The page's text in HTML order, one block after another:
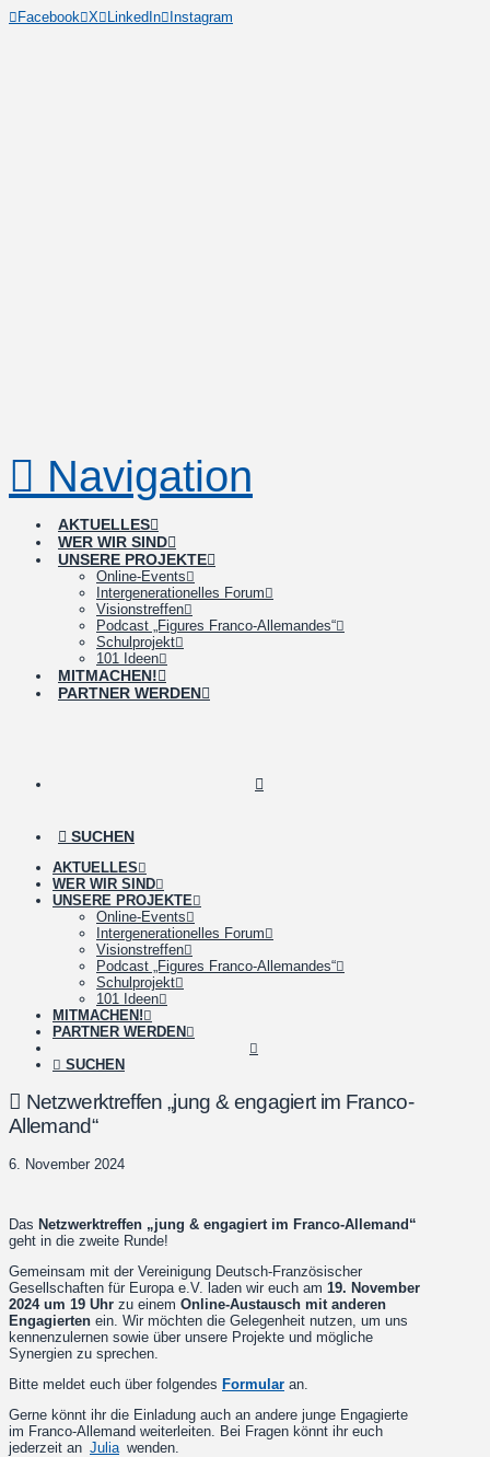
Facebook X LinkedIn Instagram
Navigation
AKTUELLES
WER WIR SIND
UNSERE PROJEKTE
Online-Events
Intergenerationelles Forum
Visionstreffen
Podcast „Figures Franco-Allemandes“
Schulprojekt
101 Ideen
MITMACHEN!
PARTNER WERDEN
SUCHEN
AKTUELLES
WER WIR SIND
UNSERE PROJEKTE
Online-Events
Intergenerationelles Forum
Visionstreffen
Podcast „Figures Franco-Allemandes“
Schulprojekt
101 Ideen
MITMACHEN!
PARTNER WERDEN
SUCHEN
Netzwerktreffen „jung & engagiert im Franco-
Allemand“
6. November 2024
Das Netzwerktreffen „jung & engagiert im Franco-Allemand“
geht in die zweite Runde!
Gemeinsam mit der Vereinigung Deutsch-Französischer
Gesellschaften für Europa e.V. laden wir euch am 19. November
2024 um 19 Uhr zu einem Online-Austausch mit anderen
Engagierten ein. Wir möchten die Gelegenheit nutzen, um uns
kennenzulernen sowie über unsere Projekte und mögliche
Synergien zu sprechen.
Bitte meldet euch über folgendes Formular an.
Gerne könnt ihr die Einladung auch an andere junge Engagierte
im Franco-Allemand weiterleiten. Bei Fragen könnt ihr euch
jederzeit an Julia wenden.